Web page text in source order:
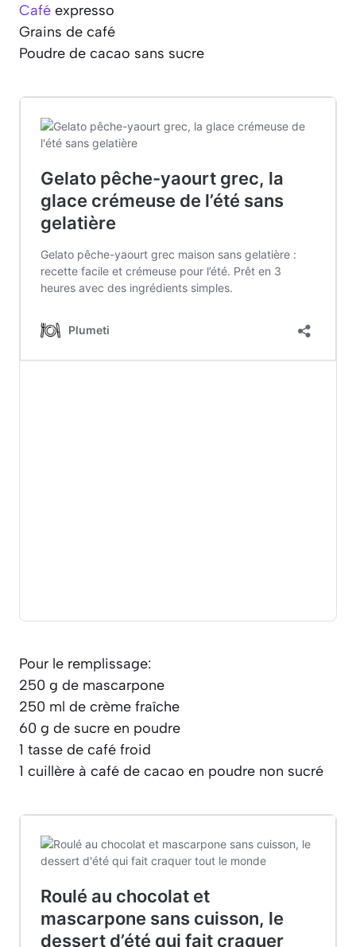
Café expresso
Grains de café
Poudre de cacao sans sucre
Pour le remplissage:
250 g de mascarpone
250 ml de crème fraîche
60 g de sucre en poudre
1 tasse de café froid
1 cuillère à café de cacao en poudre non sucré